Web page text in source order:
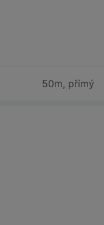
50m, přímý